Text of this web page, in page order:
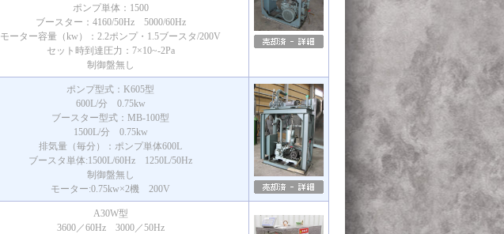
ポンプ単体：1500
ブースター：4160/50Hz 5000/60Hz
モーター容量（kw）：2.2ポンプ・1.5ブースタ/200V
セット時到達圧力：7×10~-2Pa
制御盤無し
ポンプ型式：K605型
600L/分 0.75kw
ブースター型式：MB-100型
1500L/分 0.75kw
排気量（毎分）：ポンプ単体600L
ブースタ単体:1500L/60Hz 1250L/50Hz
制御盤無し
モーター:0.75kw×2機 200V
A30W型
3600／60Hz 3000／50Hz